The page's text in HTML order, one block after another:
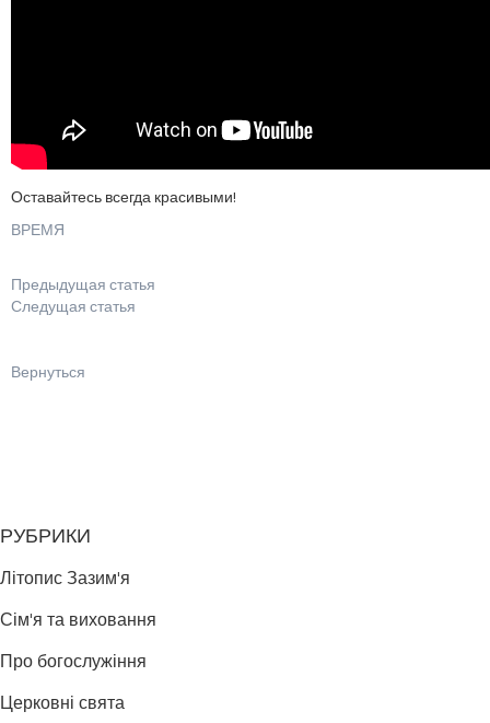
Оставайтесь всегда красивыми!
ВРЕМЯ
Предыдущая статья
Следущая статья
Вернуться
РУБРИКИ
Літопис Зазим'я
Сім'я та виховання
Про богослужіння
Церковні свята